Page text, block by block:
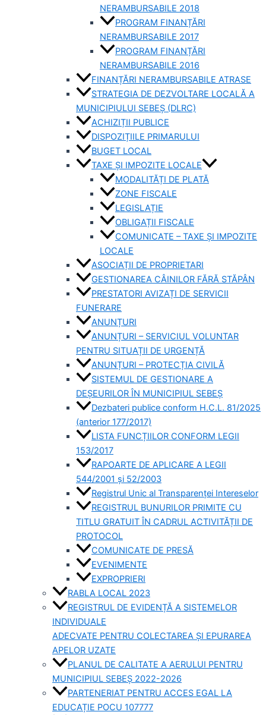
NERAMBURSABILE 2018
PROGRAM FINANȚĂRI
NERAMBURSABILE 2017
PROGRAM FINANȚĂRI
NERAMBURSABILE 2016
FINANȚĂRI NERAMBURSABILE ATRASE
STRATEGIA DE DEZVOLTARE LOCALĂ A
MUNICIPIULUI SEBEȘ (DLRC)
ACHIZIȚII PUBLICE
DISPOZIȚIILE PRIMARULUI
BUGET LOCAL
TAXE ȘI IMPOZITE LOCALE
MODALITĂȚI DE PLATĂ
ZONE FISCALE
LEGISLAȚIE
OBLIGAȚII FISCALE
COMUNICATE – TAXE ȘI IMPOZITE
LOCALE
ASOCIAȚII DE PROPRIETARI
GESTIONAREA CÂINILOR FĂRĂ STĂPÂN
PRESTATORI AVIZAȚI DE SERVICII
FUNERARE
ANUNȚURI
ANUNȚURI – SERVICIUL VOLUNTAR
PENTRU SITUAȚII DE URGENȚĂ
ANUNȚURI – PROTECȚIA CIVILĂ
SISTEMUL DE GESTIONARE A
DEȘEURILOR ÎN MUNICIPIUL SEBEȘ
Dezbateri publice conform H.C.L. 81/2025
(anterior 177/2017)
LISTA FUNCȚIILOR CONFORM LEGII
153/2017
RAPOARTE DE APLICARE A LEGII
544/2001 și 52/2003
Registrul Unic al Transparenței Intereselor
REGISTRUL BUNURILOR PRIMITE CU
TITLU GRATUIT ÎN CADRUL ACTIVITĂȚII DE
PROTOCOL
COMUNICATE DE PRESĂ
EVENIMENTE
EXPROPRIERI
RABLA LOCAL 2023
REGISTRUL DE EVIDENȚĂ A SISTEMELOR
INDIVIDUALE
ADECVATE PENTRU COLECTAREA ȘI EPURAREA
APELOR UZATE
PLANUL DE CALITATE A AERULUI PENTRU
MUNICIPIUL SEBEȘ 2022-2026
PARTENERIAT PENTRU ACCES EGAL LA
EDUCAȚIE POCU 107777